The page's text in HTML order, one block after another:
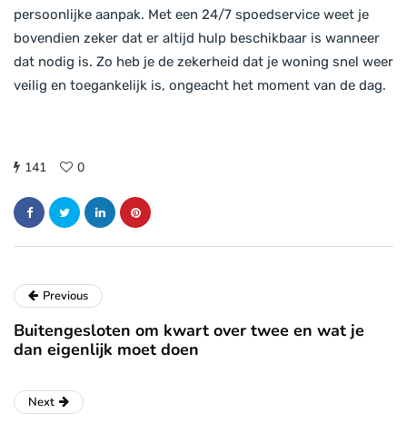
persoonlijke aanpak. Met een 24/7 spoedservice weet je
bovendien zeker dat er altijd hulp beschikbaar is wanneer
dat nodig is. Zo heb je de zekerheid dat je woning snel weer
veilig en toegankelijk is, ongeacht het moment van de dag.
141 0
Previous
Buitengesloten om kwart over twee en wat je
dan eigenlijk moet doen
Next